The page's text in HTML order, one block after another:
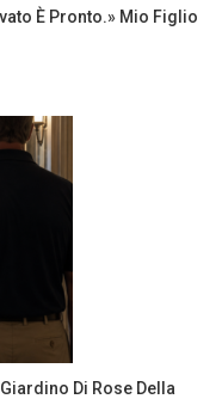
È Pronto.» Mio Figlio
Di Rose Della